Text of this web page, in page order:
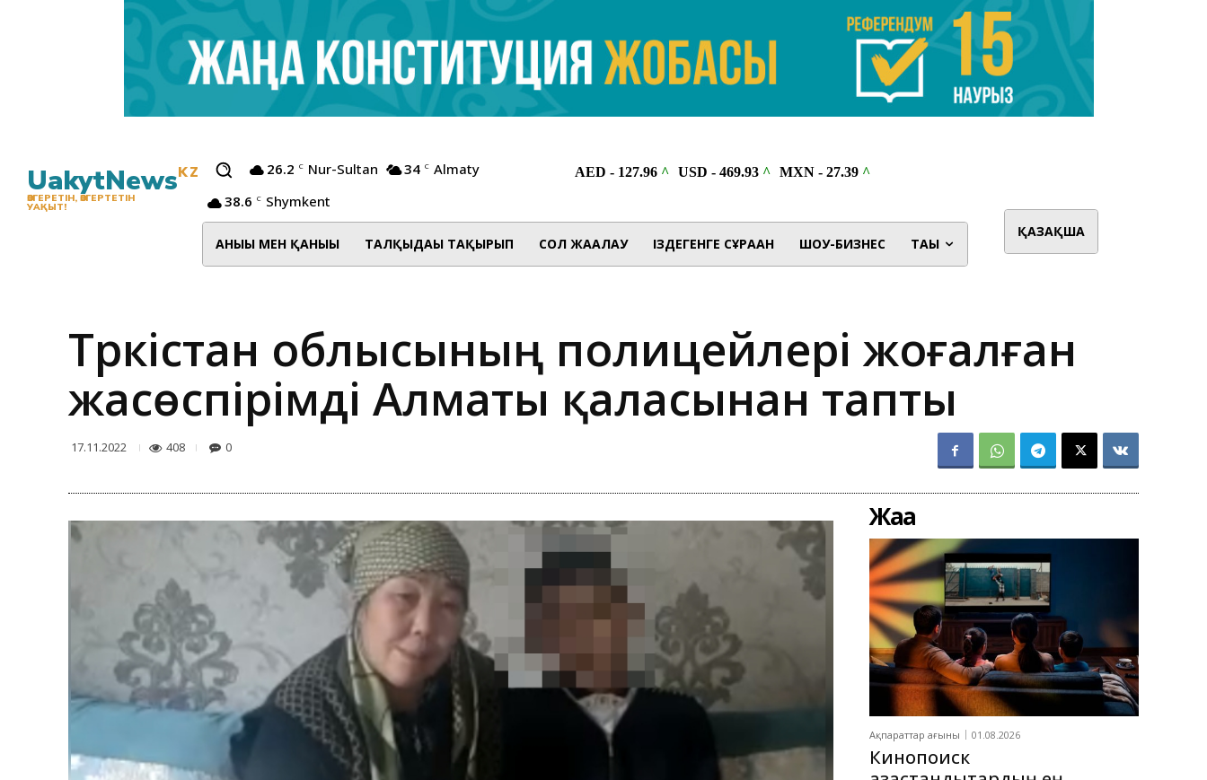
UakytNewsKZ
ӨЗГЕРЕТІН, ӨЗГЕРТЕТІН
УАҚЫТ!
26.2 C Nur-Sultan 34 C Almaty
38.6 C Shymkent
АНЫҒЫ МЕН ҚАНЫҒЫ ТАЛҚЫДАҒЫ ТАҚЫРЫП СОЛ ЖАҒАЛАУ ІЗДЕГЕНГЕ СҰРАҒАН ШОУ-БИЗНЕС ТАҒЫ
ҚАЗАҚША
Түркістан облысының полицейлері жоғалған
жасөспірімді Алматы қаласынан тапты
17.11.2022 408 0
Жаңа
Ақпараттар ағыны 01.08.2026
Кинопоиск